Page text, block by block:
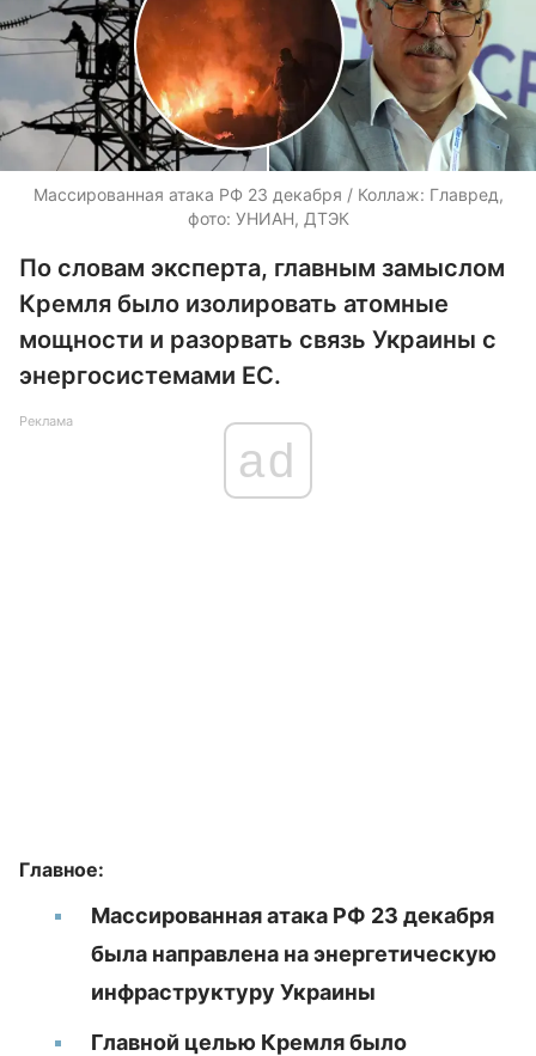
Массированная атака РФ 23 декабря / Коллаж: Главред,
фото: УНИАН, ДТЭК
По словам эксперта, главным замыслом
Кремля было изолировать атомные
мощности и разорвать связь Украины с
энергосистемами ЕС.
Реклама
ad
Главное:
Массированная атака РФ 23 декабря
была направлена на энергетическую
инфраструктуру Украины
Главной целью Кремля было